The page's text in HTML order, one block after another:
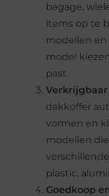
bagage,
items op te
modellen
model
past.
dakkoffer
vormen en
modellen
plastic,
Goedkoop